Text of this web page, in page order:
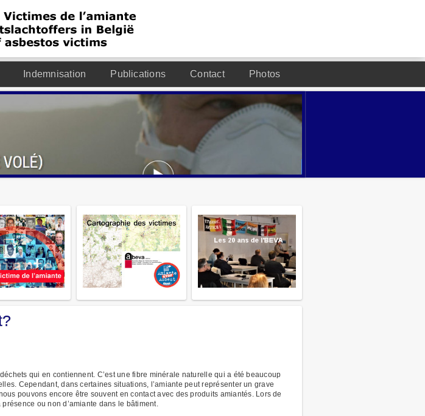
Indemnisation Publications Contact Photos
qui en contiennent. C’est une fibre minérale naturelle qui a été beaucoup
Cependant, dans certaines situations, l’amiante peut représenter un grave
pouvons encore être souvent en contact avec des produits amiantés. Lors de
ou non d’amiante dans le bâtiment.